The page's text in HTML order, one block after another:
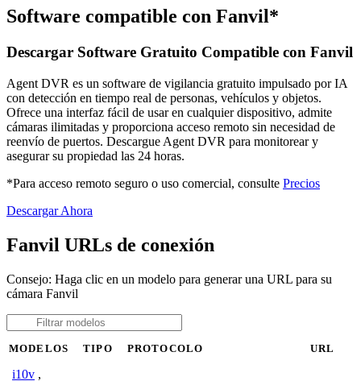
Software compatible con Fanvil*
Descargar Software Gratuito Compatible con Fanvil
Agent DVR es un software de vigilancia gratuito impulsado por IA
con detección en tiempo real de personas, vehículos y objetos.
Ofrece una interfaz fácil de usar en cualquier dispositivo, admite
cámaras ilimitadas y proporciona acceso remoto sin necesidad de
reenvío de puertos. Descargue Agent DVR para monitorear y
asegurar su propiedad las 24 horas.
*Para acceso remoto seguro o uso comercial, consulte Precios
Descargar Ahora
Fanvil URLs de conexión
Consejo: Haga clic en un modelo para generar una URL para su
cámara Fanvil
MODELOS TIPO PROTOCOLO URL
i10v ,